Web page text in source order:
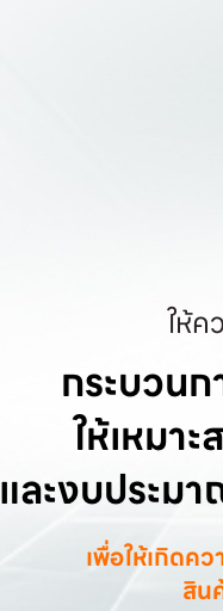
ให้
กระบวน
ให้เหมา
และงบประม
เพื่อให้เกิดค
สิน